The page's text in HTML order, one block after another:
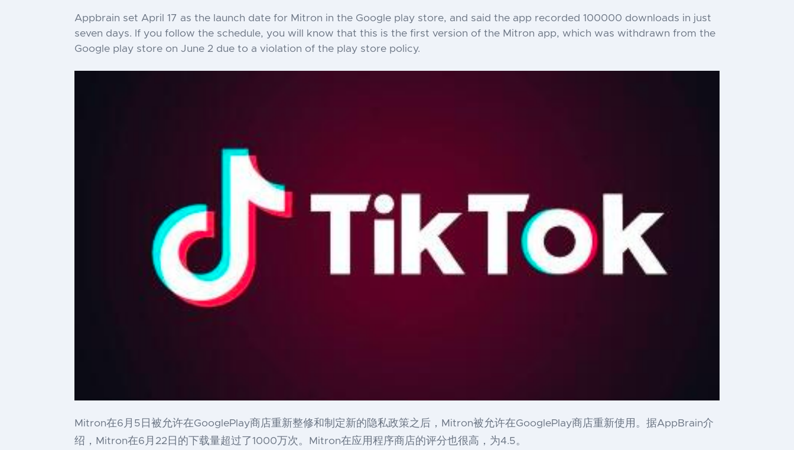
Appbrain set April 17 as the launch date for Mitron in the Google play store, and said the app recorded 100000 downloads in just
seven days. If you follow the schedule, you will know that this is the first version of the Mitron app, which was withdrawn from the
Google play store on June 2 due to a violation of the play store policy.
Mitron在6月5日被允许在GooglePlay商店重新整修和制定新的隐私政策之后，Mitron被允许在GooglePlay商店重新使用。据AppBrain介
绍，Mitron在6月22日的下载量超过了1000万次。Mitron在应用程序商店的评分也很高，为4.5。